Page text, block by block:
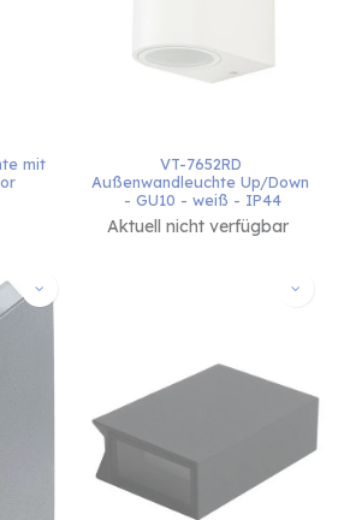
mit
VT-7652RD
Außenwandleuchte Up/Down
- GU10 - weiß - IP44
Aktuell nicht verfügbar